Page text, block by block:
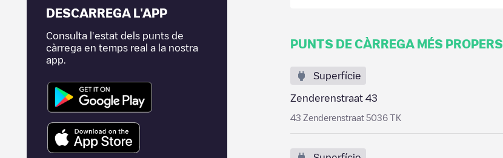
DESCARREGA L'APP
Consulta l'estat dels punts de
càrrega en temps real a la nostra
app.
PUNTS DE CÀRREGA MÉS PROPERS
Superfície
Zenderenstraat 43
43 Zenderenstraat 5036 TK